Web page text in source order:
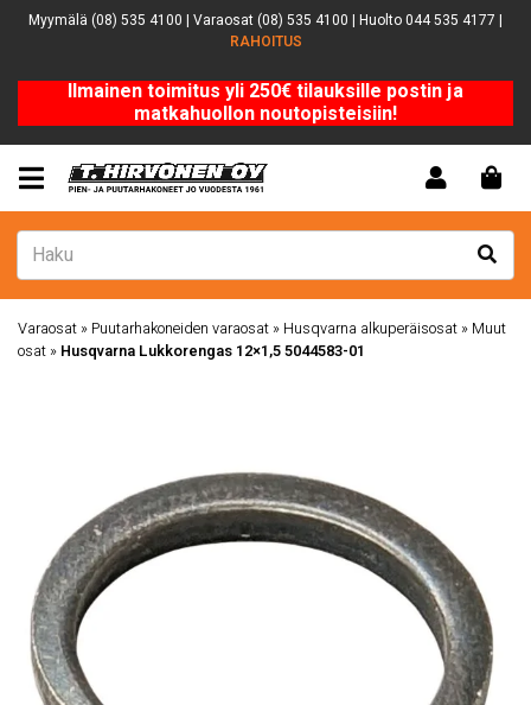
Myymälä (08) 535 4100 | Varaosat (08) 535 4100 | Huolto 044 535 4177 |
RAHOITUS
Ilmainen toimitus yli 250€ tilauksille postin ja
matkahuollon noutopisteisiin!
Varaosat » Puutarhakoneiden varaosat » Husqvarna alkuperäisosat » Muut
osat » Husqvarna Lukkorengas 12×1,5 5044583-01